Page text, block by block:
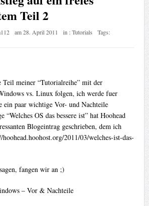
Teil 2
am28. April 2011 in :Tutorials
Tags:
Teil meiner “Tutorialreihe” mit der
vs. Linux folgen, ich werde fuer
ein paar wichtige Vor- und Nachteile
“Welches OS das bessere ist” hat Hoohead
Blogeintrag geschrieben, dem ich
2011/03/welches-ist-das-
fangen wir an ;)
– Vor & Nachteile